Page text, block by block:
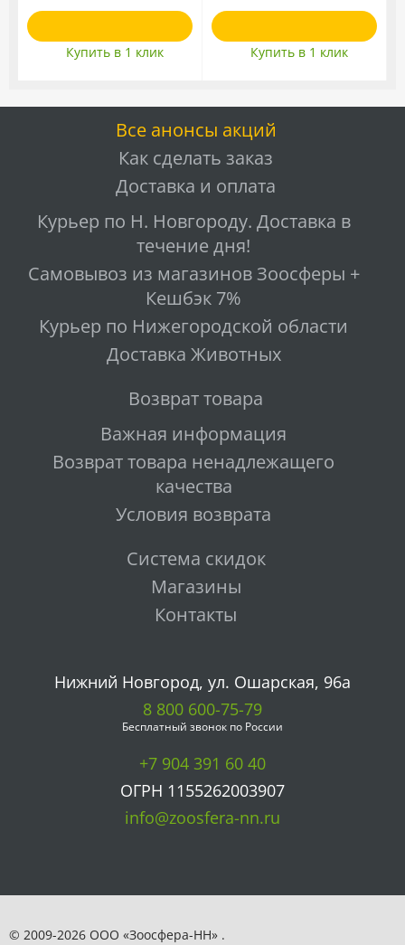
Купить в 1 клик Купить в 1 клик
Все анонсы акций
Как сделать заказ
Доставка и оплата
Курьер по Н. Новгороду. Доставка в
течение дня!
Самовывоз из магазинов Зоосферы +
Кешбэк 7%
Курьер по Нижегородской области
Доставка Животных
Возврат товара
Важная информация
Возврат товара ненадлежащего
качества
Условия возврата
Система скидок
Магазины
Контакты
Нижний Новгород, ул. Ошарская, 96а
8 800 600-75-79
Бесплатный звонок по России
+7 904 391 60 40
ОГРН 1155262003907
info@zoosfera-nn.ru
© 2009-2026 ООО «Зоосфера-НН» .